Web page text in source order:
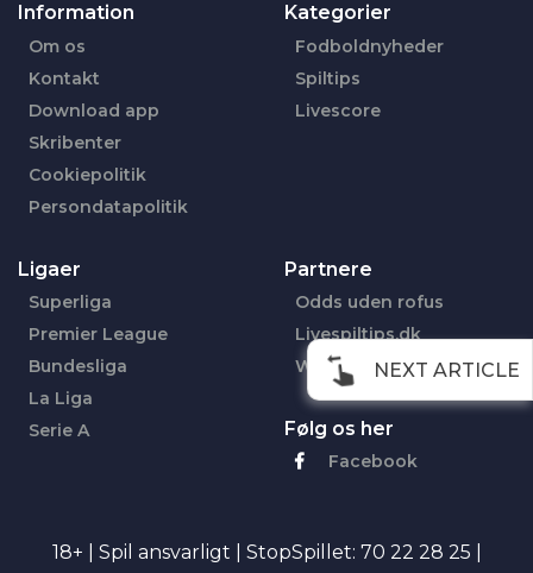
NEXT ARTICLE
Information
Om os
Kontakt
Download app
Skribenter
Cookiepolitik
Persondatapolitik
Kategorier
Fodboldnyheder
Spiltips
Livescore
Ligaer
Superliga
Premier League
Bundesliga
La Liga
Serie A
Partnere
Odds uden rofus
Livespiltips.dk
Wettentippsheute.de
Følg os her
Facebook
18+ | Spil ansvarligt | StopSpillet: 70 22 28 25 |